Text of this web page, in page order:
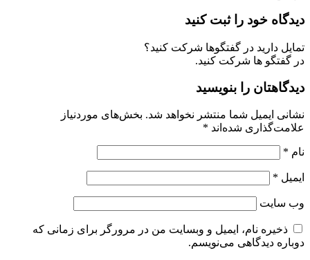
دیدگاه خود را ثبت کنید
تمایل دارید در گفتگوها شرکت کنید؟
در گفتگو ها شرکت کنید.
دیدگاهتان را بنویسید
نشانی ایمیل شما منتشر نخواهد شد. بخش‌های موردنیاز
علامت‌گذاری شده‌اند *
نام *
ایمیل *
وب‌ سایت
ذخیره نام، ایمیل و وبسایت من در مرورگر برای زمانی که
دوباره دیدگاهی می‌نویسم.